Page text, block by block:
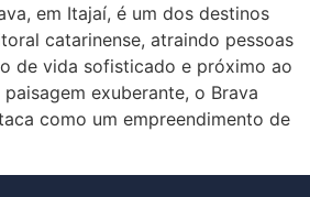
em Itajaí, é um dos destinos
catarinense, atraindo pessoas
de vida sofisticado e próximo ao
paisagem exuberante, o Brava
como um empreendimento de